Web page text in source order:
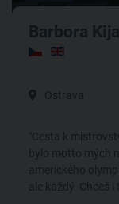
Barbora
Ostrava
"Cesta k
bylo motto mých
amerického
ale každý. Chceš i